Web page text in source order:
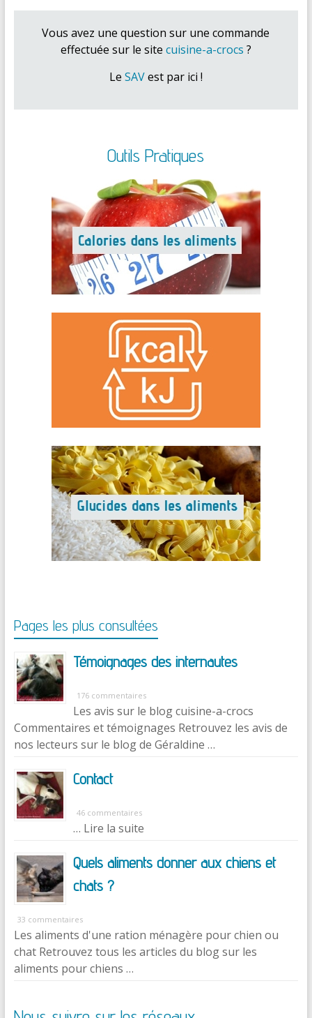
Vous avez une question sur une commande
effectuée sur le site cuisine-a-crocs ?
Le SAVest par ici !
Outils Pratiques
Pages les plus consultées
Témoignages des internautes
176 commentaires
Les avis sur le blog cuisine-a-crocs
Commentaires et témoignages Retrouvez les avis de
nos lecteurs sur le blog de Géraldine …
Contact
46 commentaires
… Lire la suite
Quels aliments donner aux chiens et
chats ?
33 commentaires
Les aliments d'une ration ménagère pour chien ou
chat Retrouvez tous les articles du blog sur les
aliments pour chiens …